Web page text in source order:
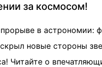
за космосом!
в астрономии:
новые стороны
Читайте о